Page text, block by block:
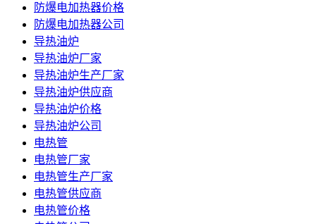
防爆电加热器价格
防爆电加热器公司
导热油炉
导热油炉厂家
导热油炉生产厂家
导热油炉供应商
导热油炉价格
导热油炉公司
电热管
电热管厂家
电热管生产厂家
电热管供应商
电热管价格